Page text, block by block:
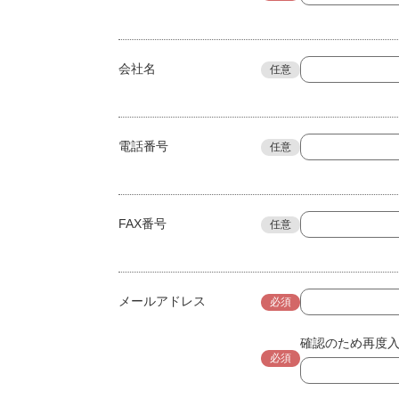
会社名 任意
電話番号 任意
FAX番号 任意
メールアドレス 必須
必須
確認のため再度